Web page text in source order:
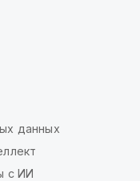
данных
с ИИ